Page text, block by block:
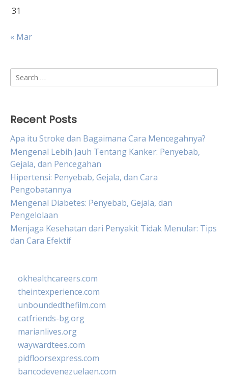
31
« Mar
Search
for:
Recent Posts
Apa itu Stroke dan Bagaimana Cara Mencegahnya?
Mengenal Lebih Jauh Tentang Kanker: Penyebab,
Gejala, dan Pencegahan
Hipertensi: Penyebab, Gejala, dan Cara
Pengobatannya
Mengenal Diabetes: Penyebab, Gejala, dan
Pengelolaan
Menjaga Kesehatan dari Penyakit Tidak Menular: Tips
dan Cara Efektif
okhealthcareers.com
theintexperience.com
unboundedthefilm.com
catfriends-bg.org
marianlives.org
waywardtees.com
pidfloorsexpress.com
bancodevenezuelaen.com